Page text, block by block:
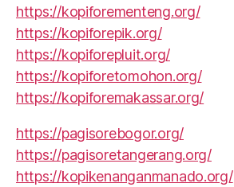
https://kopiforementeng.org/
https://kopiforepik.org/
https://kopiforepluit.org/
https://kopiforetomohon.org/
https://kopiforemakassar.org/
https://pagisorebogor.org/
https://pagisoretangerang.org/
https://kopikenanganmanado.org/